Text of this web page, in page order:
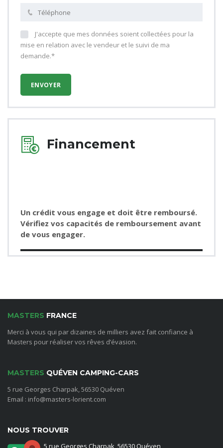
J'accepte que mes données soient collectées pour la
mise en relation avec le vendeur et le suivi de ma
demande.*
Financement
Un crédit vous engage et doit être remboursé.
Vérifiez vos capacités de remboursement avant
de vous engager.
MASTERS FRANCE
Merci à vous qui par dizaines de milliers avez fait confiance à
Masters pour réaliser vos rêves d’évasion.
MASTERS QUÉVEN CAMPING-CARS
5 rue Georges Charpak, 56530 Quéven
Email : info@masters-lorient.com
NOUS TROUVER
5 rue Georges Charpak, 56530 Quéven